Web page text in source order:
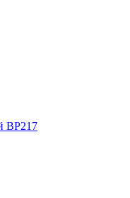
BP217